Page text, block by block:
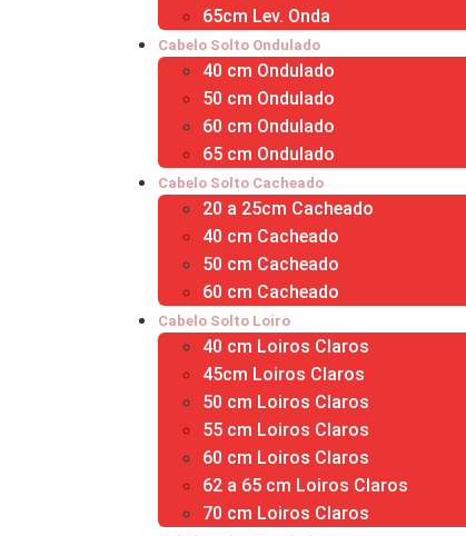
65cm Lev. Onda
Cabelo Solto Ondulado
40 cm Ondulado
50 cm Ondulado
60 cm Ondulado
65 cm Ondulado
Cabelo Solto Cacheado
20 a 25cm Cacheado
40 cm Cacheado
50 cm Cacheado
60 cm Cacheado
Cabelo Solto Loiro
40 cm Loiros Claros
45cm Loiros Claros
50 cm Loiros Claros
55 cm Loiros Claros
60 cm Loiros Claros
62 a 65 cm Loiros Claros
70 cm Loiros Claros